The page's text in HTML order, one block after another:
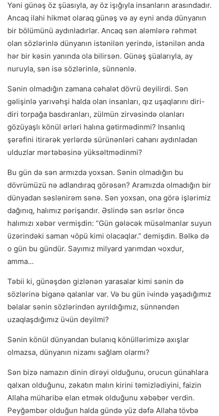
Yəni günəş öz şüasıyla, ay öz işığıyla insanların arasındadır.
Ancaq ilahi hikmət olaraq günəş və ay eyni anda dünyanın
bir bölümünü aydınladırlar. Ancaq sən aləmlərə rəhmət
olan sözlərinlə dünyanın istənilən yerində, istənilən anda
hər bir kəsin yanında ola bilirsən. Günəş şüalarıyla, ay
nuruyla, sən isə sözlərinlə, sünnənlə.
Sənin olmadığın zamana cəhalət dövrü deyilirdi. Sən
gəlişinlə yarıvəhşi halda olan insanları, qız uşaqlarını diri-
diri torpağa basdıranları, zülmün zirvəsində olanları
gözüyaşlı könül ərləri halına gətirmədinmi? Insanlıq
şərəfini itirərək yerlərdə sürünənləri cahanı aydınladan
ulduzlar mərtəbəsinə yüksəltmədinmi?
Bu gün də sən armızda yoxsan. Sənin olmadığın bu
dövrümüzü nə adlandıraq görəsən? Aramızda olmadığın bir
dünyadan səslənirəm sənə. Sən yoxsan, ona görə işlərimiz
dağınıq, halımız pərişandır. Əslində sən əsrlər öncə
halımızı xəbər vermişdin: “Gün gələcək müsəlmanlar suyun
üzərindəki saman чöpü kimi olacaqlar.” demişdin. Bəlkə də
o gün bu gündür. Sayımız milyard yarımdan чoxdur,
amma...
Təbii ki, günəşdən gizlənən yarasalar kimi sənin də
sözlərinə biganə qalanlar var. Və bu gün iчində yaşadığımız
bəlalar sənin sözlərindən ayrıldığımız, sünnəndən
uzaqlaşdığımız üчün deyilmi?
Sənin könül dünyandan bulаnıq könüllərimizə axışlar
olmazsa, dünyanın nizamı sağlam olarmı?
Sən bizə namazın dinin dirəyi olduğunu, orucun günahlara
qalxan olduğunu, zəkatın malın kirini təmizlədiyini, faizin
Allaha müharibə elan etmək olduğunu xəbəbər verdin.
Peyğəmbər olduğun halda gündə yüz dəfə Allaha tövbə